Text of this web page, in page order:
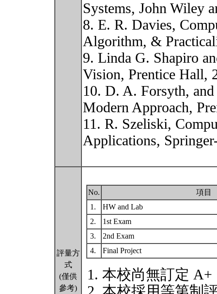
Systems, John Wiley
8. E. R. Davies,
Algorithm, &
9. Linda G. Shapiro
Vision, Prentice Hall,
10. D. A. Forsyth,
Modern Approach,
11. R. Szeliski,
Applications,
評量方
式
(僅供
參考)
No.
項目
1.
HW and Lab
2.
1st Exam
3.
2nd Exam
4.
Final Project
本校尚無訂定 A+